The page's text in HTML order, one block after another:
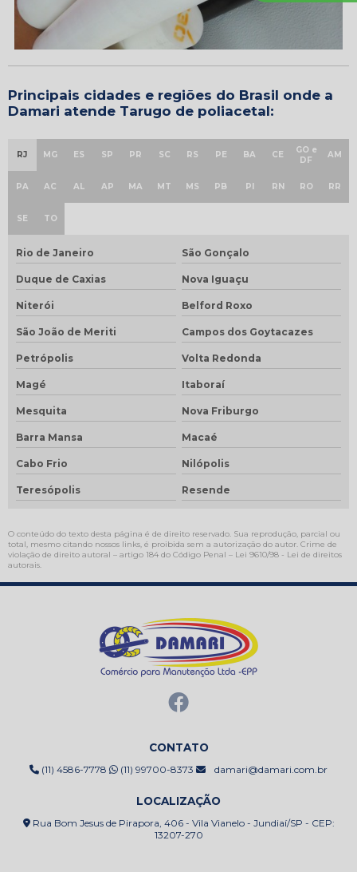
Principais cidades e regiões do Brasil onde a
Damari atende Tarugo de poliacetal:
RJ MG ES SP PR SC RS PE BA CE
GO e
DF
AM
PA AC AL AP MA MT MS PB PI RN RO RR
SE TO
Rio de Janeiro São Gonçalo
Duque de Caxias Nova Iguaçu
Niterói Belford Roxo
São João de Meriti Campos dos Goytacazes
Petrópolis Volta Redonda
Magé Itaboraí
Mesquita Nova Friburgo
Barra Mansa Macaé
Cabo Frio Nilópolis
Teresópolis Resende
O conteúdo do texto desta página é de direito reservado. Sua reprodução, parcial ou
total, mesmo citando nossos links, é proibida sem a autorização do autor. Crime de
violação de direito autoral – artigo 184 do Código Penal – Lei 9610/98 - Lei de direitos
autorais
CONTATO
(11) 4586-7778 (11) 99700-8373 damari@damari.com.br
LOCALIZAÇÃO
Rua Bom Jesus de Pirapora, 406 - Vila Vianelo - Jundiaí/SP - CEP:
13207-270